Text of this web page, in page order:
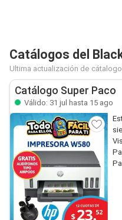
Catálogos del
Ultima actualización de
Catálogo Super Paco
Válido: 31 jul hasta 15 ago